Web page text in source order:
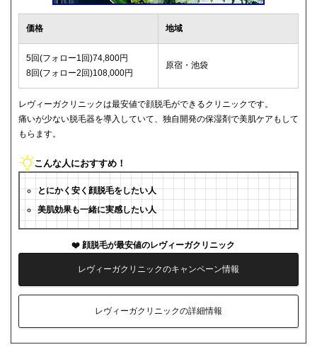
価格 地域
5回(フォロー1回)74,800円
8回(フォロー2回)108,000円
原宿・池袋
レヴィーガクリニックは最安値で顔脱毛ができるクリニックです。
痛いが少ない脱毛器を導入していて、独自開発の保湿剤で美肌ケアもして
もらます。
こんな人におすすめ！
とにかく安く顔脱毛をしたい人
美肌効果も一緒に実感したい人
顔脱毛が最安値のレヴィーガクリニック
レヴィーガクリニックのキャンペーン情報
レヴィーガクリニックの詳細情報